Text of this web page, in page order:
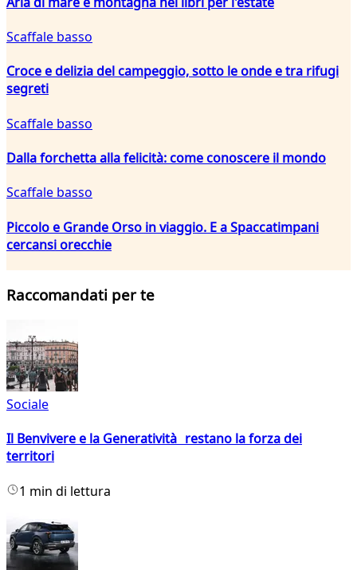
Scaffale basso
Croce e delizia del campeggio, sotto le onde e tra rifugi
segreti
Scaffale basso
Dalla forchetta alla felicità: come conoscere il mondo
Scaffale basso
Piccolo e Grande Orso in viaggio. E a Spaccatimpani
cercansi orecchie
Raccomandati per te
Sociale
Il Benvivere e la Generatività restano la forza dei
territori
1 min di lettura